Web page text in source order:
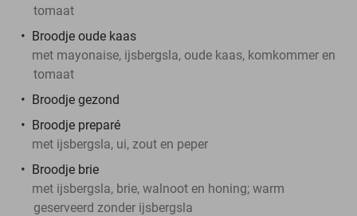
tomaat
Broodje oude kaas
met mayonaise, ijsbergsla, oude kaas, komkommer en
tomaat
Broodje gezond
Broodje preparé
met ijsbergsla, ui, zout en peper
Broodje brie
met ijsbergsla, brie, walnoot en honing; warm
geserveerd zonder ijsbergsla